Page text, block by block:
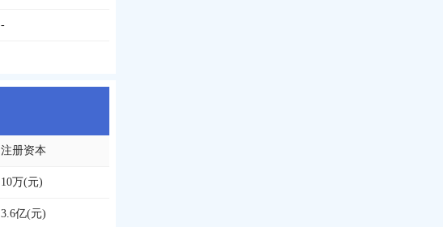
-
注册资本
10万(元)
3.6亿(元)